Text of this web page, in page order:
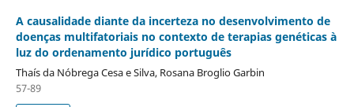
A causalidade diante da incerteza no desenvolvimento de
doenças multifatoriais no contexto de terapias genéticas à
luz do ordenamento jurídico português
Thaís da Nóbrega Cesa e Silva, Rosana Broglio Garbin
57-89